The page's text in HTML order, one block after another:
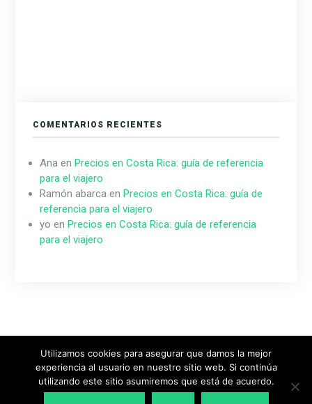
COMENTARIOS RECIENTES
Ana en Precios en Costa Rica: guía de referencia
para el viajero
Ramón abarca en Precios en Costa Rica: guía de
referencia para el viajero
yo en Precios en Costa Rica: guía de referencia
para el viajero
Diseñado & Desarrollado por MeridianThemes
Utilizamos cookies para asegurar que damos la mejor
experiencia al usuario en nuestro sitio web. Si continúa
utilizando este sitio asumiremos que está de acuerdo.